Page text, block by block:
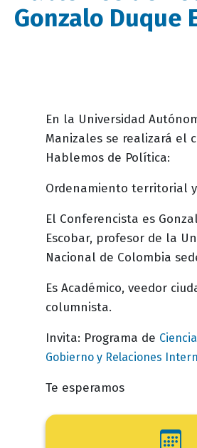
Gonzalo Duque
Descripción
evento
En la Universidad
Manizales se realizará el
Hablemos de Política:
Ordenamiento territorial
El Conferencista es
Escobar, profesor de la
Nacional de Colombia
Es Académico, veedor
columnista.
Invita: Programa de
Gobierno y Relaciones
Te esperamos